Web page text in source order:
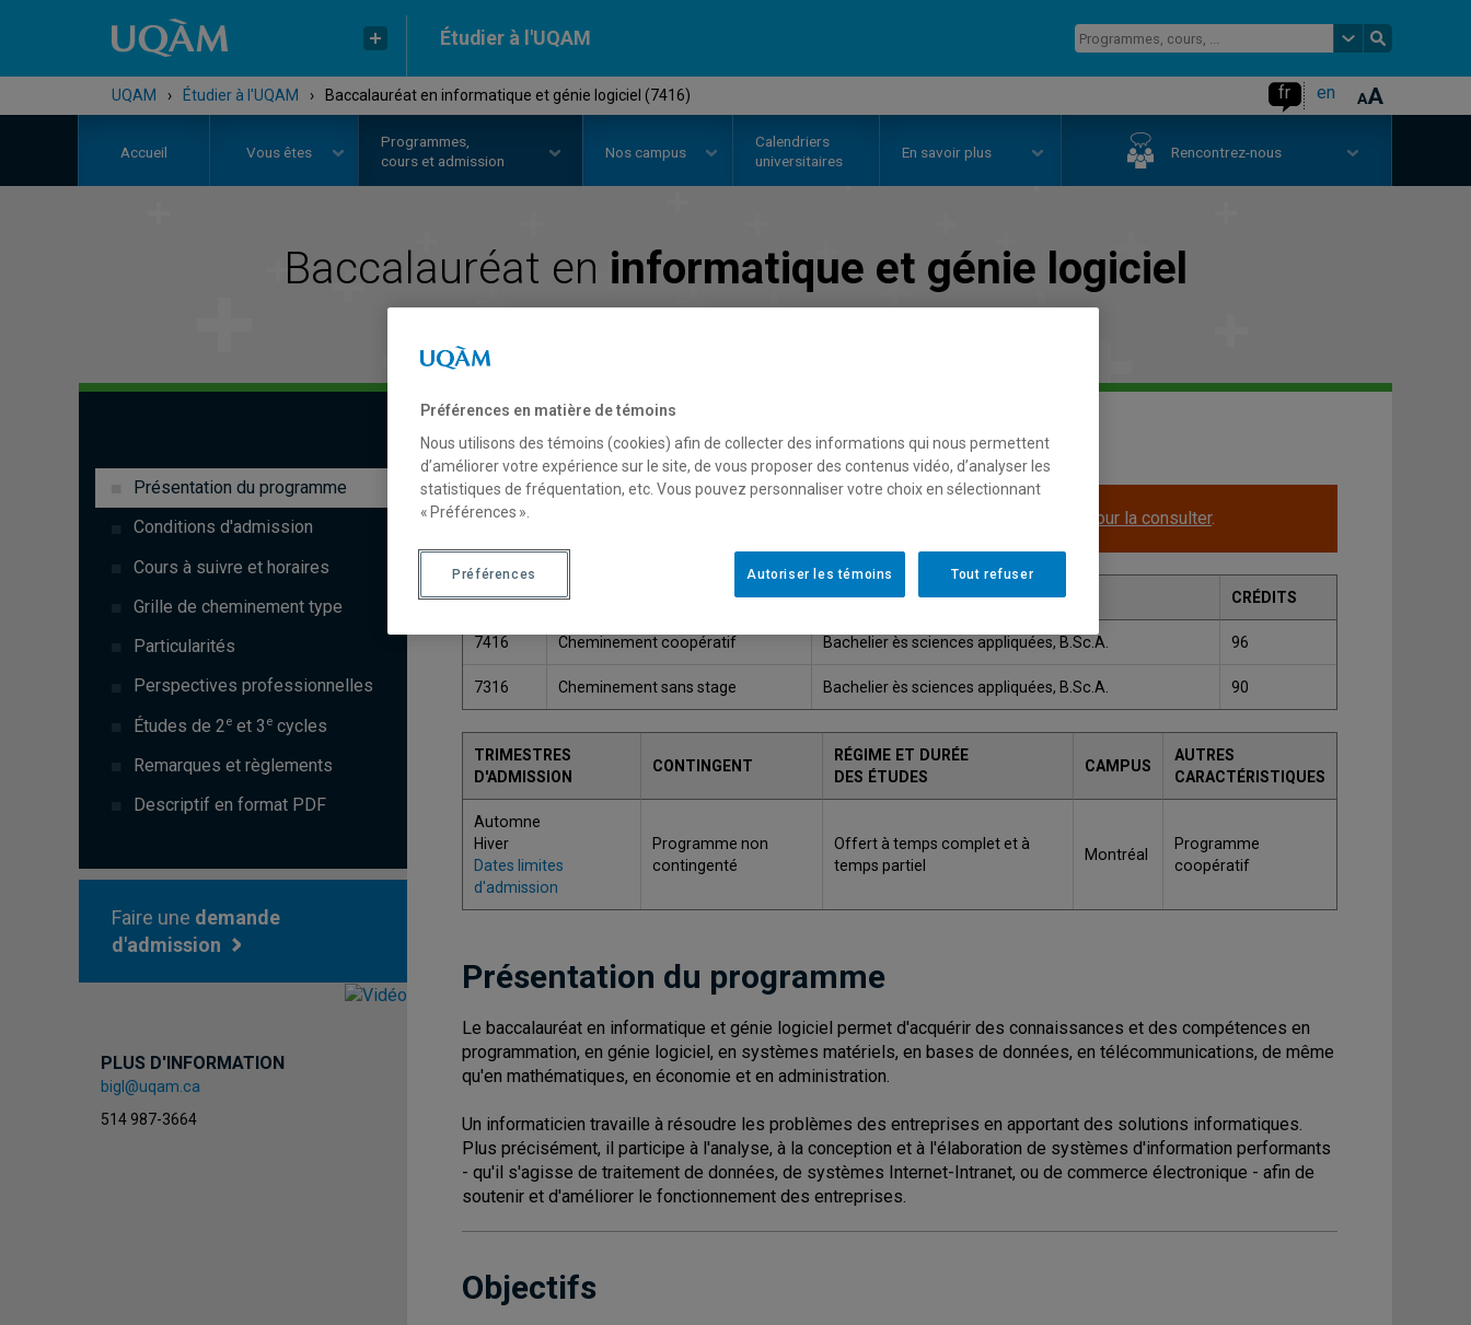
Étudier à l'UQAM
UQAM › Étudier à l'UQAM › Baccalauréat en informatique et génie logiciel (7416) fr en
Accueil Vous êtes
Programmes,
cours et admission
Nos campus
Calendriers
universitaires
En savoir plus Rencontrez-nous
Baccalauréat en informatique et génie logiciel
Présentation du programme
Conditions d'admission
Cours à suivre et horaires
Grille de cheminement type
Particularités
Perspectives professionnelles
Études de 2 e et 3 e cycles
Remarques et règlements
Descriptif en format PDF
Faire une demande
d'admission
PLUS D'INFORMATION
bigl@uqam.ca
514 987-3664
Cliquez ici pour la consulter.
CODE TITRE GRADE CRÉDITS
7416 Cheminement coopératif Bachelier ès sciences appliquées, B.Sc.A. 96
7316 Cheminement sans stage Bachelier ès sciences appliquées, B.Sc.A. 90
TRIMESTRES
D'ADMISSION
CONTINGENT
RÉGIME ET DURÉE
DES ÉTUDES
CAMPUS
AUTRES
CARACTÉRISTIQUES
Automne
Hiver
Dates limites
d'admission
Programme non
contingenté
Offert à temps complet et à
temps partiel
Montréal
Programme
coopératif
Présentation du programme
Le baccalauréat en informatique et génie logiciel permet d'acquérir des connaissances et des compétences en
programmation, en génie logiciel, en systèmes matériels, en bases de données, en télécommunications, de même
qu'en mathématiques, en économie et en administration.
Un informaticien travaille à résoudre les problèmes des entreprises en apportant des solutions informatiques.
Plus précisément, il participe à l'analyse, à la conception et à l'élaboration de systèmes d'information performants
- qu'il s'agisse de traitement de données, de systèmes Internet-Intranet, ou de commerce électronique - afin de
soutenir et d'améliorer le fonctionnement des entreprises.
Objectifs
Préférences en matière de témoins
Nous utilisons des témoins (cookies) afin de collecter des informations qui nous permettent
d’améliorer votre expérience sur le site, de vous proposer des contenus vidéo, d’analyser les
statistiques de fréquentation, etc. Vous pouvez personnaliser votre choix en sélectionnant
« Préférences ».
Tout refuser
Autoriser les témoins
Préférences